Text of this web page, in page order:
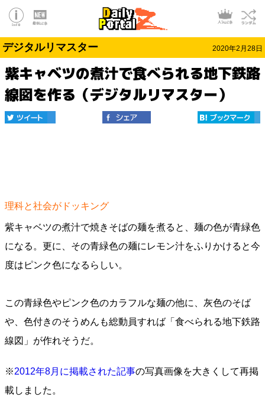
デジタルリマスター 2020年2月28日
紫キャベツの煮汁で食べられる地下鉄路
線図を作る（デジタルリマスター）
理科と社会がドッキング
紫キャベツの煮汁で焼きそばの麺を煮ると、麺の色が青緑色
になる。更に、その青緑色の麺にレモン汁をふりかけると今
度はピンク色になるらしい。
この青緑色やピンク色のカラフルな麺の他に、灰色のそば
や、色付きのそうめんも総動員すれば「食べられる地下鉄路
線図」が作れそうだ。
※2012年8月に掲載された記事の写真画像を大きくして再掲
載しました。